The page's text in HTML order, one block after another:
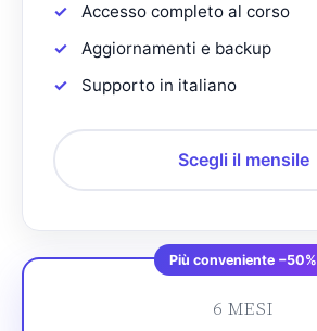
Accesso completo al corso
Aggiornamenti e backup
Supporto in italiano
Scegli il mensile
Più conveniente −50%
6 MESI